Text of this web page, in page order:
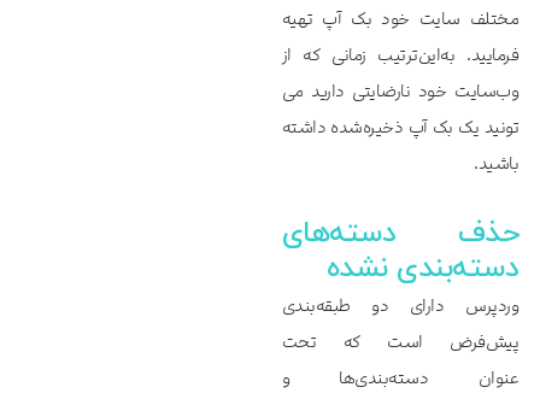
مختلف سایت خود بک آپ تهیه
فرمایید. به‌این‌ترتیب زمانی که از
وب‌سایت خود نارضایتی دارید می
تونید یک بک آپ ذخیره‌شده داشته
باشید.
حذف دسته‌‌‌‌‌های
دسته‌‌‌‌‌بندی نشده
وردپرس دارای دو طبقه‌بندی
پیش‌فرض است که تحت
عنوان دسته‌بندی‌ها و